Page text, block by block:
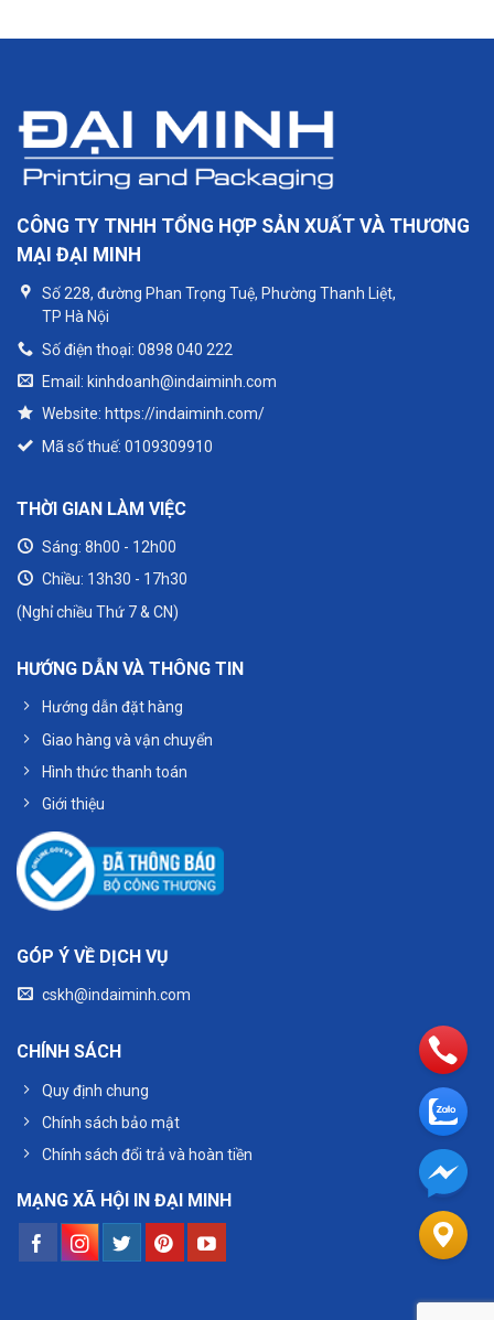
CÔNG TY TNHH TỔNG HỢP SẢN XUẤT VÀ THƯƠNG
MẠI ĐẠI MINH
Số 228, đường Phan Trọng Tuệ, Phường Thanh Liệt,
TP Hà Nội
Số điện thoại: 0898 040 222
Email: kinhdoanh@indaiminh.com
Website: https://indaiminh.com/
Mã số thuế: 0109309910
THỜI GIAN LÀM VIỆC
Sáng: 8h00 - 12h00
Chiều: 13h30 - 17h30
(Nghỉ chiều Thứ 7 & CN)
HƯỚNG DẪN VÀ THÔNG TIN
Hướng dẫn đặt hàng
Giao hàng và vận chuyển
Hình thức thanh toán
Giới thiệu
GÓP Ý VỀ DỊCH VỤ
cskh@indaiminh.com
CHÍNH SÁCH
Quy định chung
Chính sách bảo mật
Chính sách đổi trả và hoàn tiền
MẠNG XÃ HỘI IN ĐẠI MINH